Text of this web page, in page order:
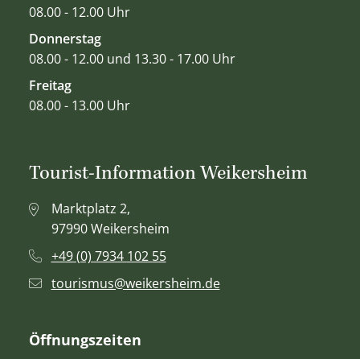
08.00 - 12.00 Uhr
Donnerstag
08.00 - 12.00 und 13.30 - 17.00 Uhr
Freitag
08.00 - 13.00 Uhr
Tourist-Information Weikersheim
Marktplatz 2,
97990 Weikersheim
+49 (0) 7934 102 55
tourismus@weikersheim.de
Öffnungszeiten